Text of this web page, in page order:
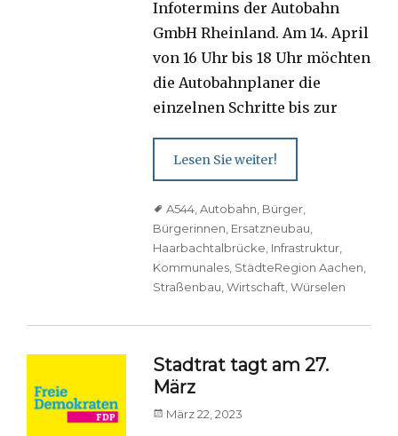
Infotermins der Autobahn
GmbH Rheinland. Am 14. April
von 16 Uhr bis 18 Uhr möchten
die Autobahnplaner die
einzelnen Schritte bis zur
Lesen Sie weiter!
TagsA544 ,Autobahn Bürger
Bürgerinnen Ersatzneubau
Haarbachtalbrücke Infrastruktur
Kommunales StädteRegion Aachen
Straßenbau ,Wirtschaft ,Würselen
Stadtrat tagt am 27.
März
Posted
März 22, 2023